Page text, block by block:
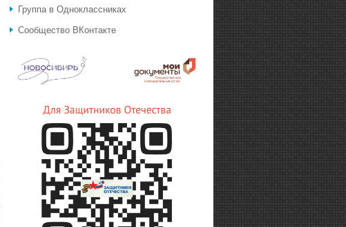
Группа в Одноклассниках
Сообщество ВКонтакте